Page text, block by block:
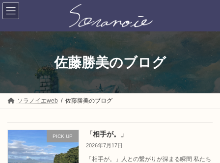
コ
ン
テ
ン
へ
ナ
ビ
ゲ
ー
ョ
佐藤勝美のブログ
ソラノイエweb 佐藤勝美のブログ
PICK UP 「相手が。」
2026年7月17日
「相手が。」人との繋がりが深まる瞬間 私たち